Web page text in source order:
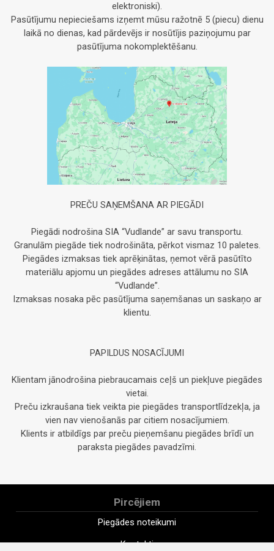
elektroniski).
Pasūtījumu nepieciešams izņemt mūsu ražotnē 5 (piecu) dienu
laikā no dienas, kad pārdevējs ir nosūtījis paziņojumu par
pasūtījuma nokomplektēšanu.
PREČU SAŅEMŠANA AR PIEGĀDI
Piegādi nodrošina SIA “Vudlande” ar savu transportu.
Granulām piegāde tiek nodrošināta, pērkot vismaz 10 paletes.
Piegādes izmaksas tiek aprēķinātas, ņemot vērā pasūtīto
materiālu apjomu un piegādes adreses attālumu no SIA
“Vudlande”.
Izmaksas nosaka pēc pasūtījuma saņemšanas un saskaņo ar
klientu.
PAPILDUS NOSACĪJUMI
Klientam jānodrošina piebraucamais ceļš un piekļuve piegādes
vietai.
Preču izkraušana tiek veikta pie piegādes transportlīdzekļa, ja
vien nav vienošanās par citiem nosacījumiem.
Klients ir atbildīgs par preču pieņemšanu piegādes brīdī un
paraksta piegādes pavadzīmi.
Pircējiem
Piegādes noteikumi
Kontakti